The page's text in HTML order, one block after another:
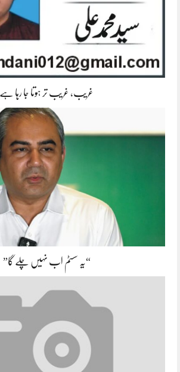
غریب، غریب تر ہوتا جا رہا ہے
“یہ سسٹم اب نہیں چلے گا”